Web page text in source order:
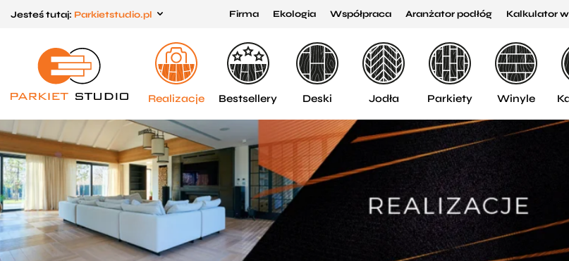
do menu
głównego
do
menu
w
stopce
Jesteś tutaj: Parkietstudio.pl Firma Ekologia Współpraca Aranżator podłóg Kalkulator
Realizacje Bestsellery Deski Jodła Parkiety Winyle